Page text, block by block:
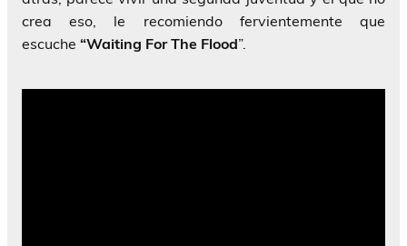
crea eso, le recomiendo fervientemente que
escuche “Waiting For The Flood”.